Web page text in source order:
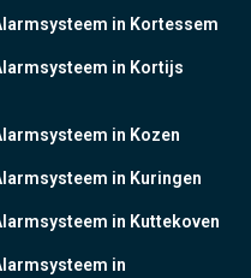
in Kortessem
in Kortijs
in Kozen
in Kuringen
in Kuttekoven
in